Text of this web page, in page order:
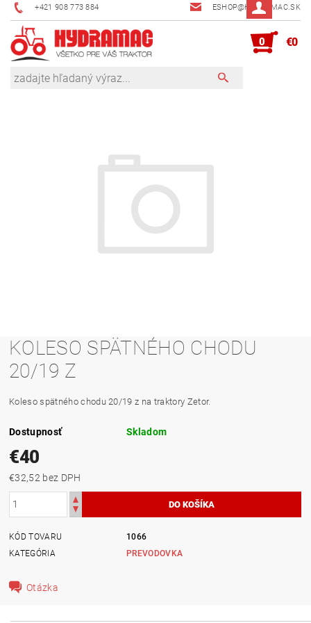
+421 908 773 884 ESHOP@HYDRAMAC.SK
0 €0
KOLESO SPÄTNÉHO CHODU
20/19 Z
Koleso spätného chodu 20/19 z na traktory Zetor.
Dostupnosť Skladom
€40
€32,52 bez DPH
KÓD TOVARU
1066
KATEGÓRIA
PREVODOVKA
Otázka